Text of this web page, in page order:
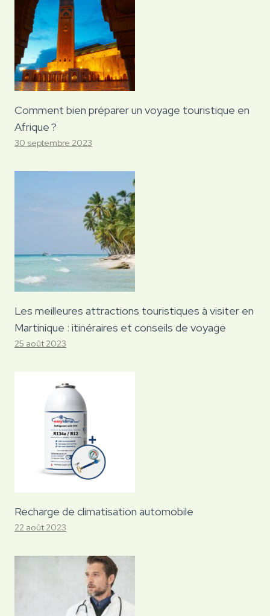
Comment bien préparer un voyage touristique en
Afrique ?
30 septembre 2023
Les meilleures attractions touristiques à visiter en
Martinique : itinéraires et conseils de voyage
25 août 2023
Recharge de climatisation automobile
22 août 2023